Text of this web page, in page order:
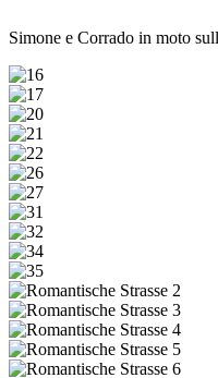
Simone e Corrado in moto
16
17
20
21
22
26
27
31
32
34
35
Romantische
Strasse
2
Romantische
Strasse
3
Romantische
Strasse
Romantische